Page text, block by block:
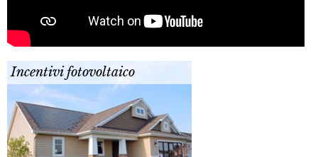
Incentivi fotovoltaico